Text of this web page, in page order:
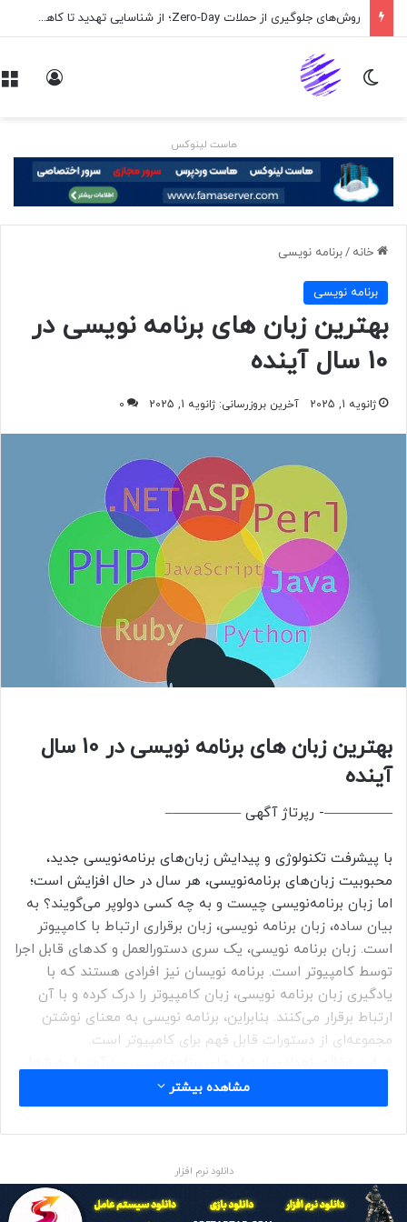
روش‌های جلوگیری از حملات Zero-Day؛ از شناسایی تهدید تا کاهش ریسک
تغییر پوسته
هاست لینوکس
خانه /برنامه نويسی
برنامه نويسی
بهترین زبان های برنامه نویسی در
10 سال آینده
ژانویه 1, 2025 آخرین بروزرسانی: ژانویه 1, 2025 0
بهترین زبان های برنامه نویسی در 10 سال
آینده
—————- رپرتاژ آگهی —————–
با پیشرفت تکنولوژی و پیدایش زبان‌های برنامه‌نویسی جدید،
محبوبیت زبان‌های برنامه‌نویسی، هر سال در حال افزایش است؛
اما زبان برنامه‌نویسی چیست و به چه کسی دولوپر می‌گویند؟ به
بیان ساده، زبان برنامه نویسی، زبان برقراری ارتباط با کامپیوتر
است. زبان برنامه نویسی، یک سری دستورالعمل و کدهای قابل اجرا
توسط کامپیوتر است. برنامه نویسان نیز افرادی هستند که با
یادگیری زبان برنامه نویسی، زبان کامپیوتر را درک کرده و با آن
ارتباط برقرار می‌کنند. بنابراین، برنامه نویسی به معنای نوشتن
مجموعه‌ای از دستورات قابل فهم برای کامپیوتر است.
معرفی می‌کنیم و به بررسی مزایا و معایب برخی از این زبان‌ها
می‌پردازیم. همچنین نمونه‌هایی از معروف‌ترین پروژه‌هایی که از
این زبان‌ها استفاده کرده‌اند را ذکر می‌کنیم. تا پایان این مطلب با
برنامه‌نویسی؛ زبان‌های برنامه نویسی آینده دار را به شما معرفی
کنیم.
مشاهده بیشتر
دانلود نرم افزار